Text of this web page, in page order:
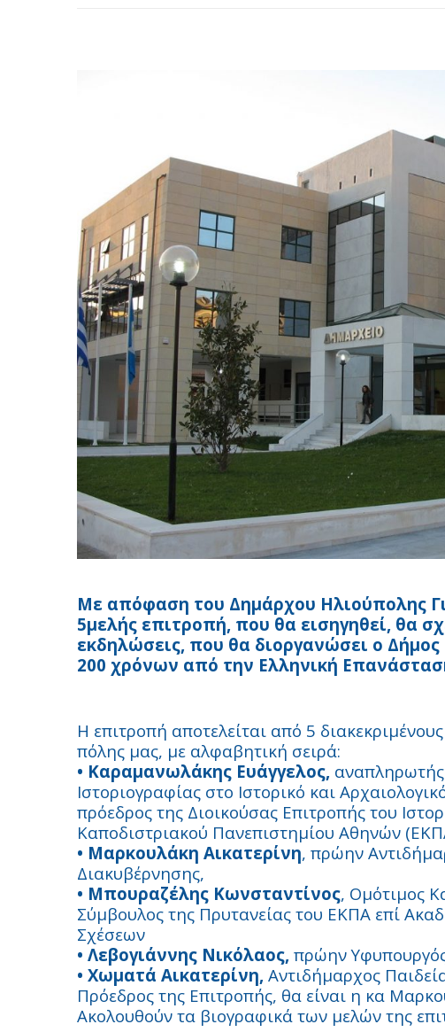
Με απόφαση του Δημάρχου Ηλιούπολης
5μελής επιτροπή, που θα εισηγηθεί, θα
εκδηλώσεις, που θα διοργανώσει ο
200 χρόνων από την Ελληνική
Η επιτροπή αποτελείται από 5
πόλης μας, με αλφαβητική σειρά:
• Καραμανωλάκης Ευάγγελος, αναπληρωτής
Ιστοριογραφίας στο Ιστορικό και
πρόεδρος της Διοικούσας Επιτροπής του
Καποδιστριακού Πανεπιστημίου Αθηνών
• Μαρκουλάκη Αικατερίνη, πρώην
Διακυβέρνησης,
• Μπουραζέλης Κωνσταντίνος, Ομότιμος
Σύμβουλος της Πρυτανείας του ΕΚΠΑ επί
Σχέσεων
• Λεβογιάννης Νικόλαος, πρώην
• Χωματά Αικατερίνη, Αντιδήμαρχος
Πρόεδρος της Επιτροπής, θα είναι η κα
Ακολουθούν τα βιογραφικά των μελών της